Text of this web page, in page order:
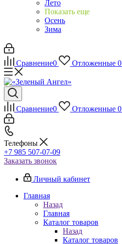
Лето
Показать еще
Осень
Зима
Сравнение0 Отложенные 0
Сравнение0 Отложенные 0
Телефоны
+7 985 507-07-09
Заказать звонок
Личный кабинет
Главная
Назад
Главная
Каталог товаров
Назад
Каталог товаров